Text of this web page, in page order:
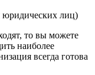
юридических лиц)
то вы можете
наиболее
всегда готова